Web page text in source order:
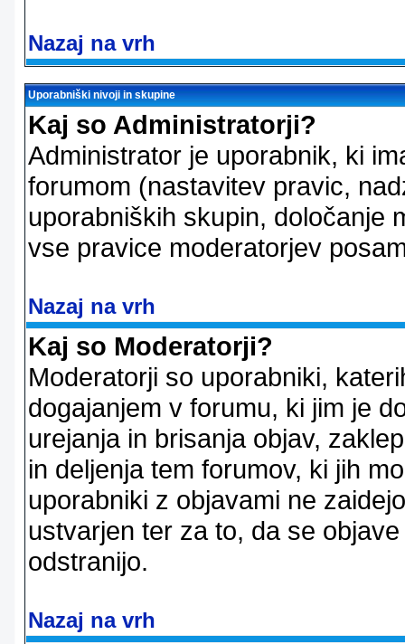
Nazaj na vrh
Uporabniški nivoji in skupine
Kaj so Administratorji?
Administrator je uporabnik, ki
forumom (nastavitev pravic,
uporabniških skupin, določanje
vse pravice moderatorjev
Nazaj na vrh
Kaj so Moderatorji?
Moderatorji so uporabniki,
dogajanjem v forumu, ki jim je
urejanja in brisanja objav,
in deljenja tem forumov, ki jih
uporabniki z objavami ne
ustvarjen ter za to, da se
odstranijo.
Nazaj na vrh